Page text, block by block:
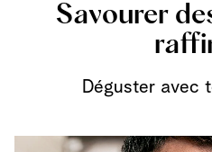
Savourer
Déguster avec